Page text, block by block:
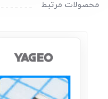
محصولات مرتبط